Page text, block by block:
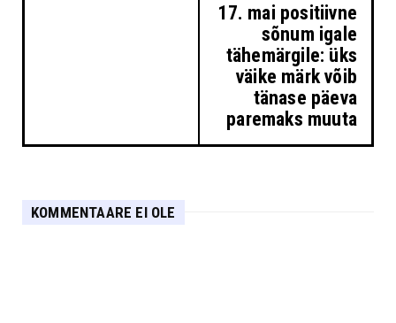
17. mai positiivne
sõnum igale
tähemärgile: üks
väike märk võib
tänase päeva
paremaks muuta
KOMMENTAARE EI OLE